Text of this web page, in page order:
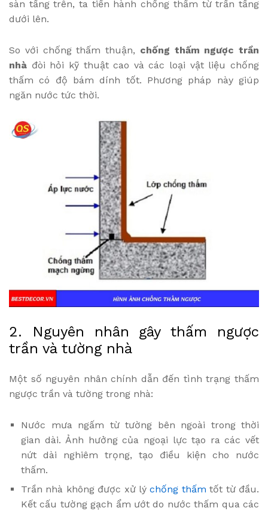
sàn tầng trên, ta tiến hành chống thấm từ trần tầng
dưới lên.
So với chống thấm thuận, chống thấm ngược trần
nhà đòi hỏi kỹ thuật cao và các loại vật liệu chống
thấm có độ bám dính tốt. Phương pháp này giúp
ngăn nước tức thời.
2. Nguyên nhân gây thấm ngược
trần và tường nhà
Một số nguyên nhân chính dẫn đến tình trạng thấm
ngược trần và tường trong nhà:
Nước mưa ngấm từ tường bên ngoài trong thời
gian dài. Ảnh hưởng của ngoại lực tạo ra các vết
nứt dài nghiêm trọng, tạo điều kiện cho nước
thấm.
Trần nhà không được xử lýchống thấm tốt từ đầu.
Kết cấu tường gạch ẩm ướt do nước thấm qua các